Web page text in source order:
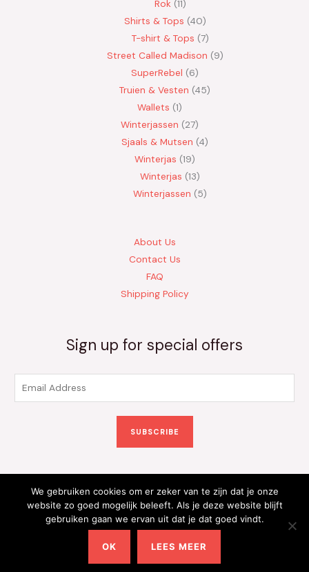
Rok 11
Shirts & Tops 40
T-shirt & Tops 7
Street Called Madison 9
SuperRebel
6
Truien & Vesten 45
Wallets 1
Winterjassen
27
Sjaals & Mutsen 4
Winterjas 19
Winterjas 13
Winterjassen
5
About Us
Contact Us
FAQ
Shipping Policy
Sign up for special offers
m
SUBSCRIBE
Copyright © 2026 Kinderkleding Onlineshop | Powered by
Kinderkleding Onlineshop
We gebruiken cookies om er zeker van te zijn dat je onze
website zo goed mogelijk beleeft. Als je deze website blijft
gebruiken gaan we ervan uit dat je dat goed vindt.
OK LEES MEER